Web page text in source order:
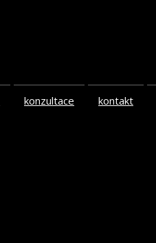
konzultace kontakt